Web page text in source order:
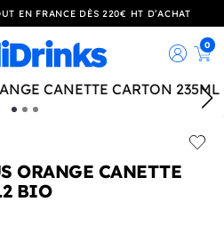
EN FRANCE DÈS 220€ HT D’ACHAT
0
ORANGE CANETTE
BIO